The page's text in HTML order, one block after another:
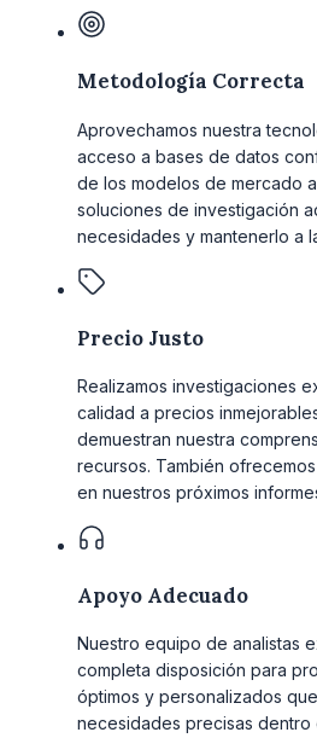
Metodología Correcta
Aprovechamos nuestra
acceso a bases de datos
de los modelos de mercado
soluciones de investigación
necesidades y mantenerlo a
Precio Justo
Realizamos investigaciones
calidad a precios
demuestran nuestra
recursos. También
en nuestros próximos
Apoyo Adecuado
Nuestro equipo de analistas
completa disposición para
óptimos y personalizados
necesidades precisas